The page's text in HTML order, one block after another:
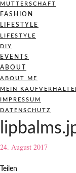
MUTTERSCHAFT
FASHION
LIFESTYLE
LIFESTYLE
DIY
EVENTS
ABOUT
ABOUT ME
MEIN
IMPRESSUM
DATENSCHUTZ
24. August 2017
Teilen